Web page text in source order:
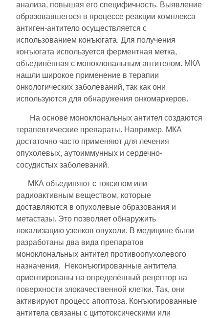
анализа, повышая его специфичность. Выявление
образовавшегося в процессе реакции комплекса
антиген-антитело осуществляется с
использованием конъюгата. Для получения
конъюгата используется ферментная метка,
объединённая с моноклональным антителом. МКА
нашли широкое применение в терапии
онкологических заболеваний, так как они
используются для обнаружения онкомаркеров.
На основе моноклональных антител создаются
терапевтические препараты. Например, МКА
достаточно часто применяют для лечения
опухолевых, аутоиммунных и сердечно-
сосудистых заболеваний.
МКА объединяют с токсином или
радиоактивным веществом, которые
доставляются в опухолевые образования и
метастазы. Это позволяет обнаружить
локализацию узелков опухоли. В медицине были
разработаны два вида препаратов
моноклональных антител противоопухолевого
назначения. Неконъюгированные антитела
ориентированы на определённый рецептор на
поверхности злокачественной клетки. Так, они
активируют процесс апоптоза. Конъюгированные
антитела связаны с цитотоксическими или